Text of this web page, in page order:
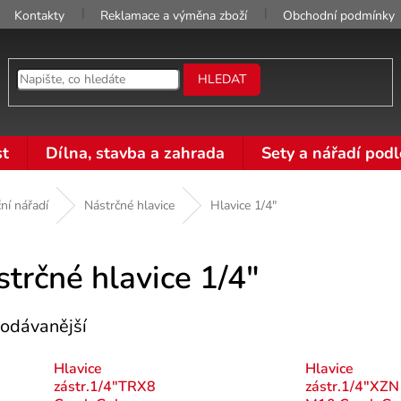
Kontakty Reklamace a výměna zboží Obchodní podmínky
HLEDAT
Dílna, stavba a zahrada Sety a nářadí
nářadí Nástrčné hlavice Hlavice 1/4"
hlavice 1/4"
Hlavice
zástr.1/4"TRX8
Hlavice
zástr.1/4"XZN